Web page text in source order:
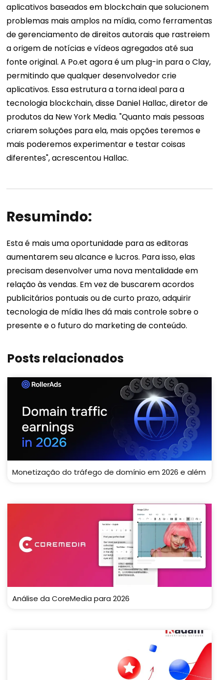
aplicativos baseados em blockchain que solucionem
problemas mais amplos na mídia, como ferramentas
de gerenciamento de direitos autorais que rastreiem
a origem de notícias e vídeos agregados até sua
fonte original. A Po.et agora é um plug-in para o Clay,
permitindo que qualquer desenvolvedor crie
aplicativos. Essa estrutura a torna ideal para a
tecnologia blockchain, disse Daniel Hallac, diretor de
produtos da New York Media. "Quanto mais pessoas
criarem soluções para ela, mais opções teremos e
mais poderemos experimentar e testar coisas
diferentes", acrescentou Hallac.
Resumindo:
Esta é mais uma oportunidade para as editoras
aumentarem seu alcance e lucros. Para isso, elas
precisam desenvolver uma nova mentalidade em
relação às vendas. Em vez de buscarem acordos
publicitários pontuais ou de curto prazo, adquirir
tecnologia de mídia lhes dá mais controle sobre o
presente e o futuro do marketing de conteúdo.
Posts relacionados
Monetização do tráfego de domínio em 2026 e além
Análise da CoreMedia para 2026